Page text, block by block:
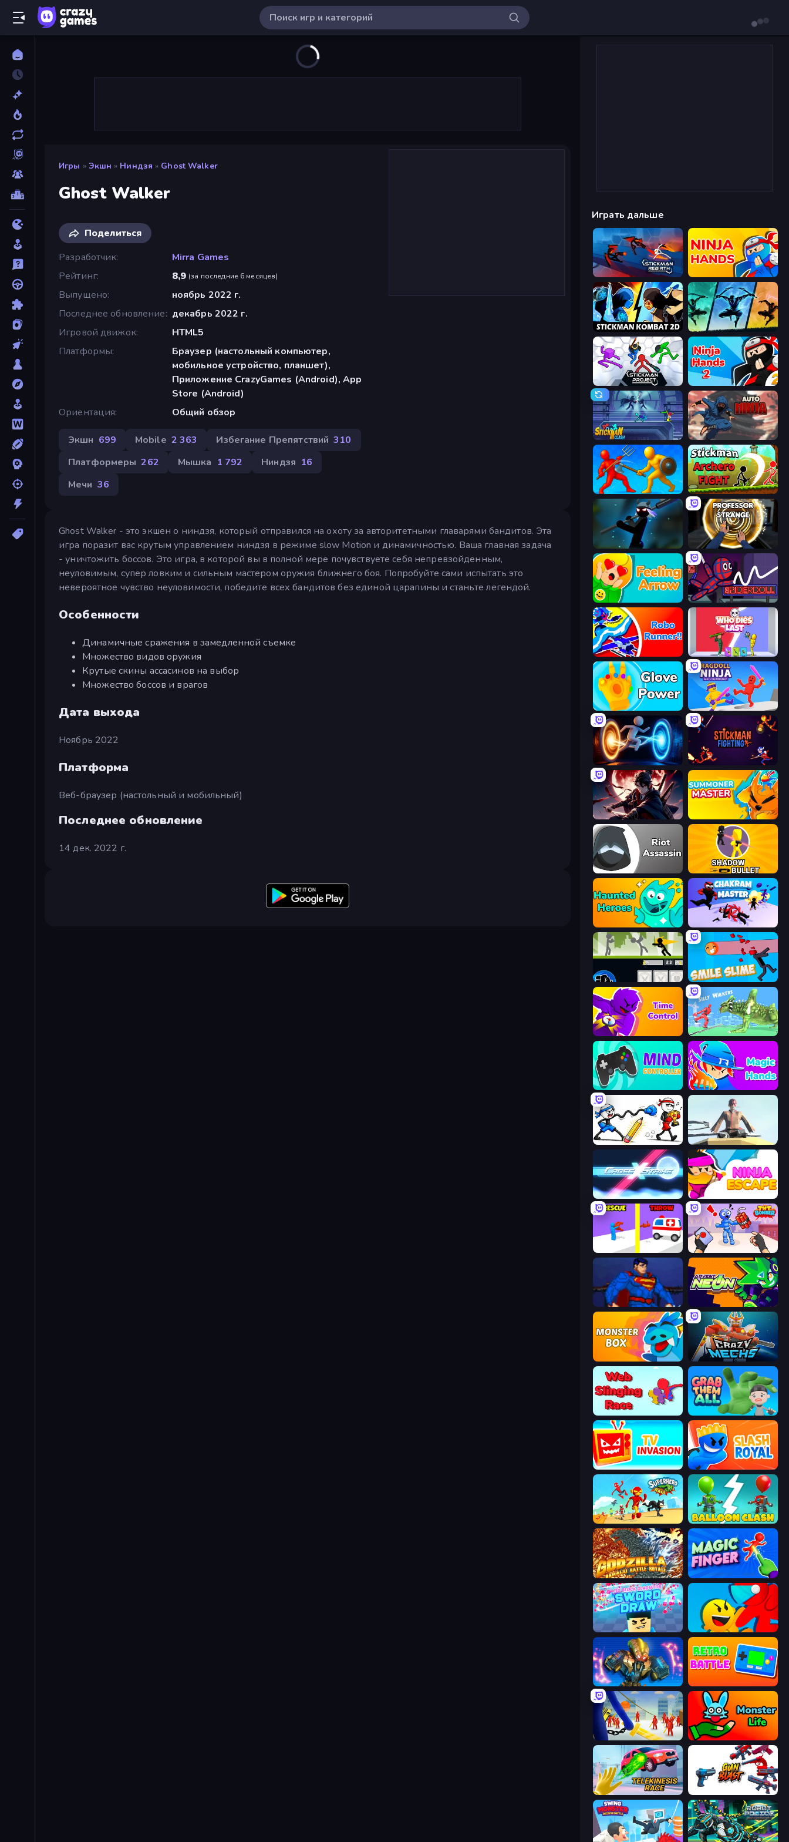
Игры » Экшн » Ниндзя » Ghost Walker
Ghost Walker
Поделиться
Разработчик
Mirra Games
Рейтинг
8,9 (за последние 6 месяцев)
Выпущено
ноябрь 2022 г.
Последнее обновление
декабрь 2022 г.
Игровой движок
HTML5
Платформы
Браузер (настольный компьютер,
мобильное устройство, планшет),
Приложение CrazyGames (Android), App
Store (Android)
Ориентация
Общий обзор
Экшн 699 Mobile 2 363 Избегание Препятствий 310
Платформеры 262 Мышка 1 792 Ниндзя 16
Мечи 36
Ghost Walker - это экшен о ниндзя, который отправился на охоту за авторитетными главарями бандитов. Эта
игра поразит вас крутым управлением ниндзя в режиме slow Motion и динамичностью. Ваша главная задача
- уничтожить боссов. Это игра, в которой вы в полной мере почувствуете себя непревзойденным,
неуловимым, супер ловким и сильным мастером оружия ближнего боя. Попробуйте сами испытать это
невероятное чувство неуловимости, победите всех бандитов без единой царапины и станьте легендой.
Особенности
Динамичные сражения в замедленной съемке
Множество видов оружия
Крутые скины ассасинов на выбор
Множество боссов и врагов
Дата выхода
Ноябрь 2022
Платформа
Веб-браузер (настольный и мобильный)
Последнее обновление
14 дек. 2022 г.
Играть дальше
Stickman Rebirth Ninja Hands
Stickman Kombat 2D Shadow Ninja Revenge
Stickman Project Ninja Hands 2
Stickman Clash Auto Ninja
Epic Sword Battle! Fight in Arena Stickman Archero Fight
Stickman Weapon Master Professor Strange
Feeling Arrow SpiderDoll
Robo Runner Who Dies Last?
Glove Power Ragdoll Ninja: Imposter Hero
Portal Escape Stickman Fighting: Super War
Samurai's Shadow Summoner Master
Riot Assassin Shadow Bullet
Haunted Heroes Chakram Master
Stickman Fighter: Mega Brawl Smile Slime
Time Control! Silly Walkers
Mind Controller Magic Hands
Doodle Smash The Legendary Assassin Ninja KAL
Cross Strike Ninja Escape
Rescue Throw TNT Bomber
Injustice Gods Among Us Advent NEON
Monster Box Crazy Mechs
Web Slinging Race Grab Them All
TV Invasion Slash Royal
Superhero Race! Balloon Clash
Godzilla Daikaiju Battle Royale Magic Finger 3D
Riot Escape
Ultimate Robo Duel 3D Retro Battle
Slasher Monster Life
Telekinesis Race 3D